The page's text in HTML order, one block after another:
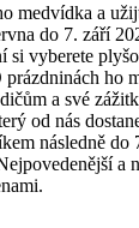
medvídka a
do 7. září
si vyberete
ho
a své
od nás
následně do
a